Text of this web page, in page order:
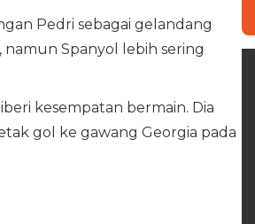
Pedri sebagai gelandang
namun Spanyol lebih sering
kesempatan bermain. Dia
gol ke gawang Georgia pada